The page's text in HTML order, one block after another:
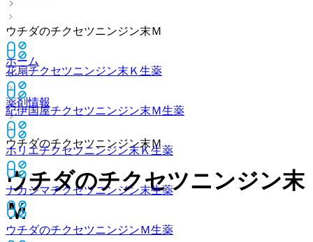
ウチダのチクセツニンジン末Ｍ
花扇チクセツニンジン末Ｋ 生薬
紀伊国屋チクセツニンジン末Ｍ生薬
ホリエチクセツニンジン末Ｋ生薬
ナカジマチクセツニンジン末生薬
ウチダのチクセツニンジンＭ生薬
ホーム
薬剤情報
ウチダのチクセツニンジン末Ｍ
ウチダのチクセツニンジン末
Ｍ